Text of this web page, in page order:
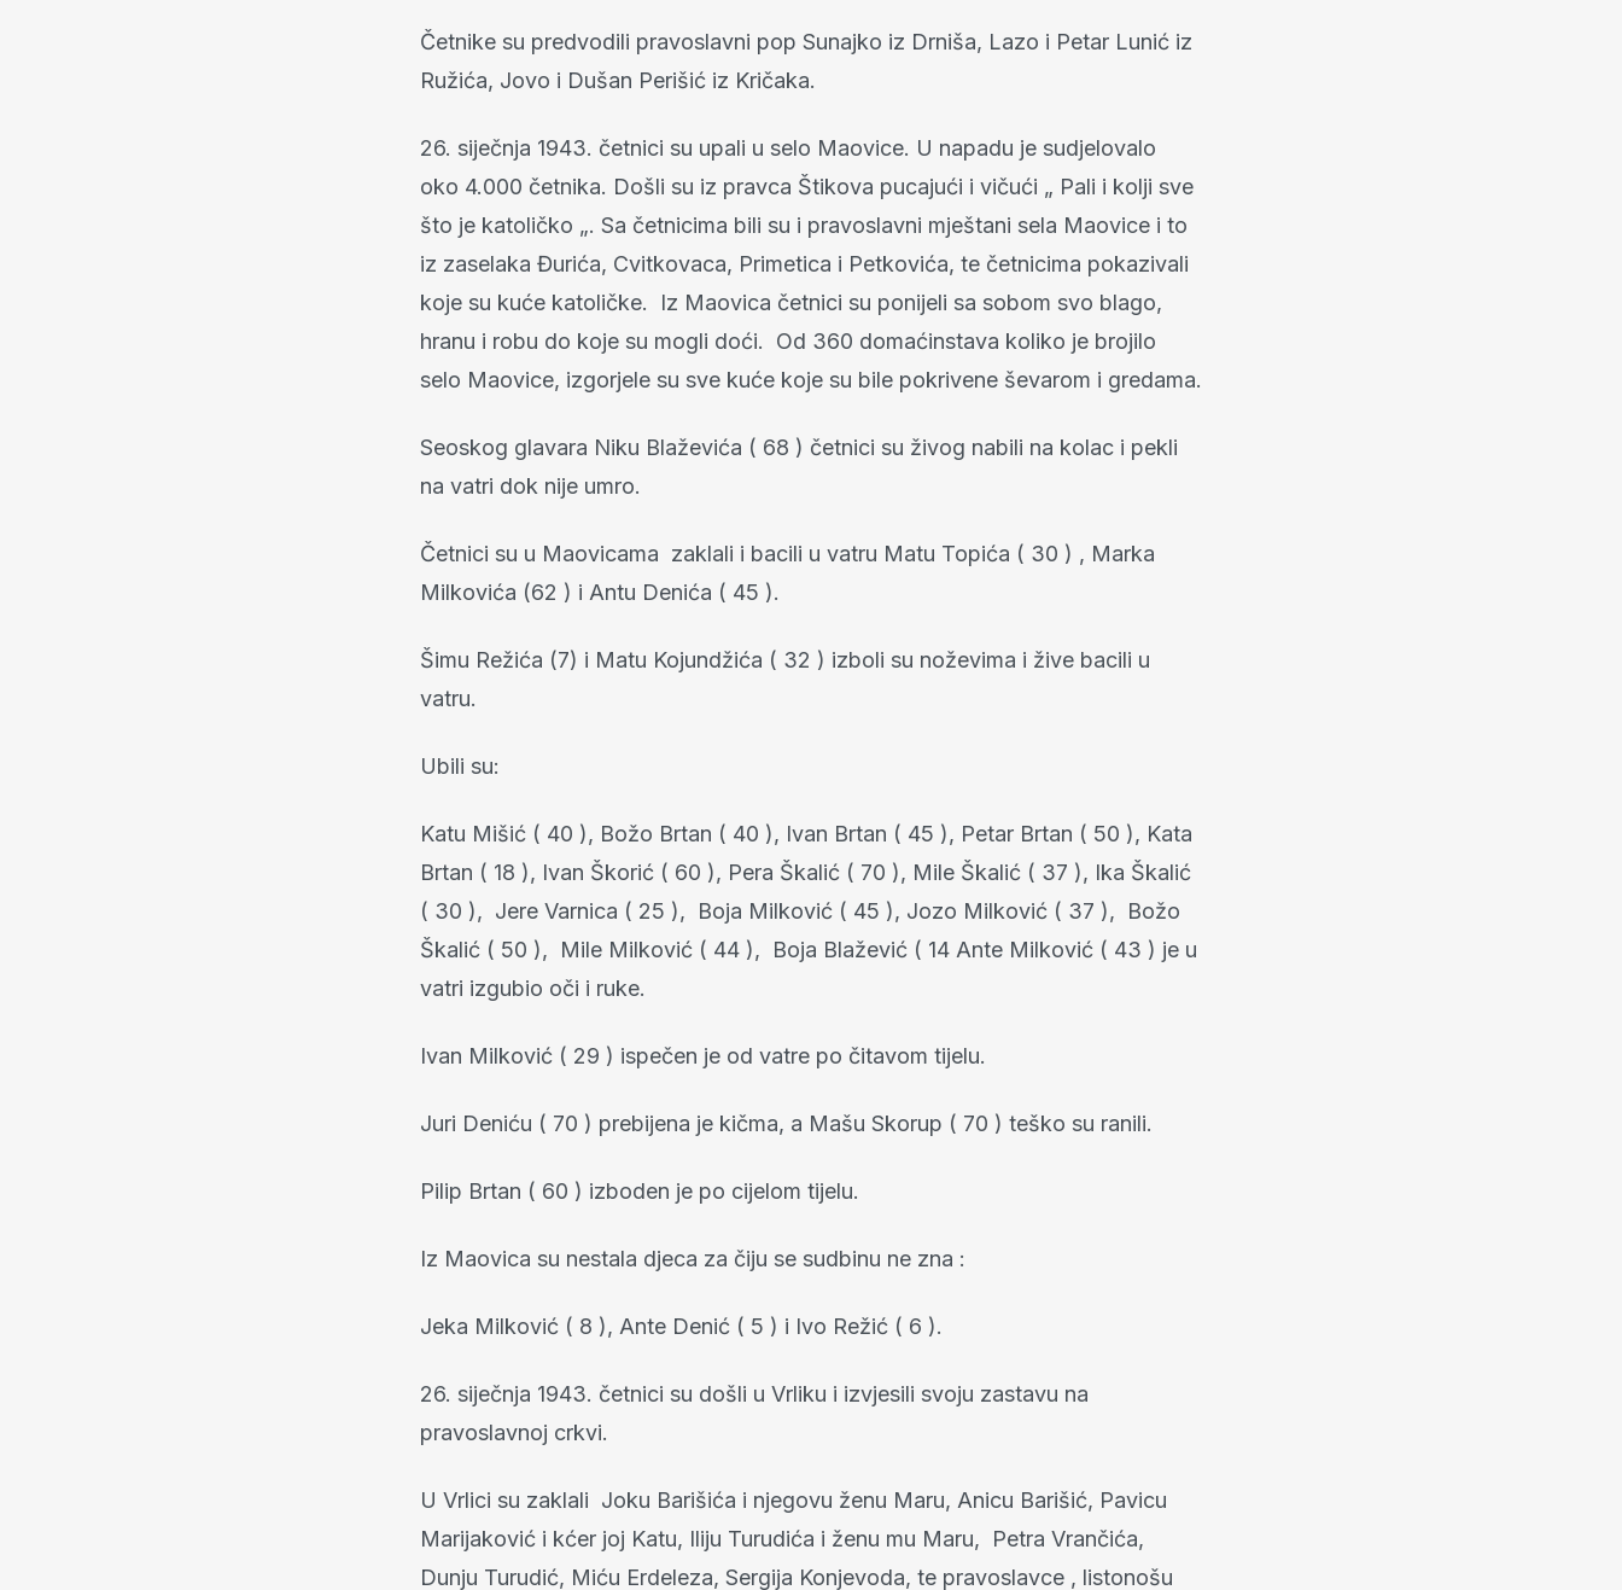
Četnike su predvodili pravoslavni pop Sunajko iz Drniša, Lazo i Petar Lunić iz
Ružića, Jovo i Dušan Perišić iz Kričaka.
26. siječnja 1943. četnici su upali u selo Maovice. U napadu je sudjelovalo
oko 4.000 četnika. Došli su iz pravca Štikova pucajući i vičući „ Pali i kolji sve
što je katoličko „. Sa četnicima bili su i pravoslavni mještani sela Maovice i to
iz zaselaka Đurića, Cvitkovaca, Primetica i Petkovića, te četnicima pokazivali
koje su kuće katoličke. Iz Maovica četnici su ponijeli sa sobom svo blago,
hranu i robu do koje su mogli doći. Od 360 domaćinstava koliko je brojilo
selo Maovice, izgorjele su sve kuće koje su bile pokrivene ševarom i gredama.
Seoskog glavara Niku Blaževića ( 68 ) četnici su živog nabili na kolac i pekli
na vatri dok nije umro.
Četnici su u Maovicama zaklali i bacili u vatru Matu Topića ( 30 ) , Marka
Milkovića (62 ) i Antu Denića ( 45 ).
Šimu Režića (7) i Matu Kojundžića ( 32 ) izboli su noževima i žive bacili u
vatru.
Ubili su:
Katu Mišić ( 40 ), Božo Brtan ( 40 ), Ivan Brtan ( 45 ), Petar Brtan ( 50 ), Kata
Brtan ( 18 ), Ivan Škorić ( 60 ), Pera Škalić ( 70 ), Mile Škalić ( 37 ), Ika Škalić
( 30 ), Jere Varnica ( 25 ), Boja Milković ( 45 ), Jozo Milković ( 37 ), Božo
Škalić ( 50 ), Mile Milković ( 44 ), Boja Blažević ( 14 Ante Milković ( 43 ) je u
vatri izgubio oči i ruke.
Ivan Milković ( 29 ) ispečen je od vatre po čitavom tijelu.
Juri Deniću ( 70 ) prebijena je kičma, a Mašu Skorup ( 70 ) teško su ranili.
Pilip Brtan ( 60 ) izboden je po cijelom tijelu.
Iz Maovica su nestala djeca za čiju se sudbinu ne zna :
Jeka Milković ( 8 ), Ante Denić ( 5 ) i Ivo Režić ( 6 ).
26. siječnja 1943. četnici su došli u Vrliku i izvjesili svoju zastavu na
pravoslavnoj crkvi.
U Vrlici su zaklali Joku Barišića i njegovu ženu Maru, Anicu Barišić, Pavicu
Marijaković i kćer joj Katu, Iliju Turudića i ženu mu Maru, Petra Vrančića,
Dunju Turudić, Miću Erdeleza, Sergija Konjevoda, te pravoslavce , listonošu